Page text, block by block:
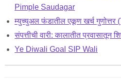
Pimple Saudagar
म्युच्युअल फंडातील एकूण खर्च गुणोत्तर
संपत्तीची वारी: कालातीत प्रवासातून
Ye Diwali Goal SIP Wali